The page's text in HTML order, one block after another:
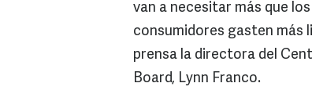
van a necesitar más que
consumidores gasten más
prensa la directora del
Board, Lynn Franco.